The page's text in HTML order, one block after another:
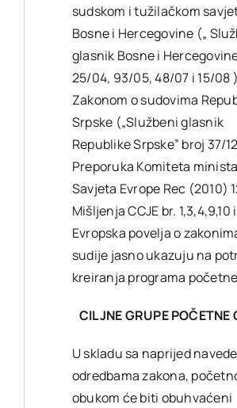
sudskom i tužilačkom
Bosne i Hercegovine („
glasnik Bosne i
25/04, 93/05, 48/07 i 15/08
Zakonom o sudovima
Srpske („Službeni glasnik
Republike Srpske” broj 37/
Preporuka Komiteta
Savjeta Evrope Rec (2010)
Mišljenja CCJE br. 1,3,4,9,10 i
Evropska povelja o
sudije jasno ukazuju na
kreiranja programa
CILJNE GRUPE POČETNE
U skladu sa naprijed
odredbama zakona,
obukom će biti obuhvaćeni